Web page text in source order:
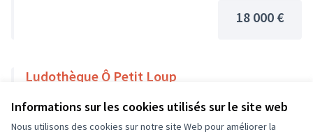
Informations sur les cookies utilisés sur le site web
Nous utilisons des cookies sur notre site Web pour améliorer la
18 000 €
Ludothèque Ô Petit Loup
18 000 €